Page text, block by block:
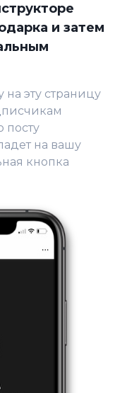
и затем
эту страницу
посту
на вашу
кнопка